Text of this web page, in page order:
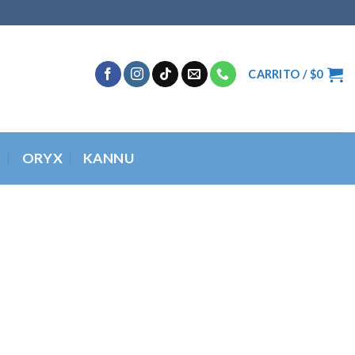
CARRITO /$0
ORYX KANNU